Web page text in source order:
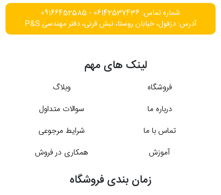
شماره تماس: 06142537436 - 09166452585
آدرس: دزفول، خیابان روستا، نبش قرنی، دفتر مهندسی P&S
لینک های مهم
فروشگاه
وبلاگ
درباره ما
سوالات متداول
تماس با ما
شرایط مرجوعی
آموزش
همکاری در فروش
زمان بندی فروشگاه